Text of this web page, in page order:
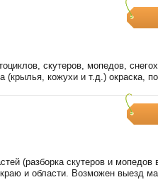
скутеров, мопедов,
(крылья, кожухи и т.д.) окраска,
(разборка скутеров и
и области. Возможен выезд